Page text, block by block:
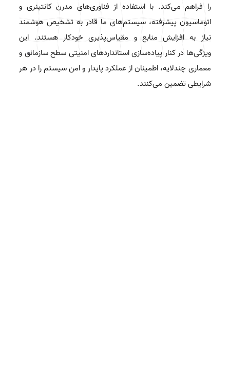
را فراهم می‌کند. با استفاده از فناوری‌های مدرن کانتینری و
اتوماسیون پیشرفته، سیستم‌های ما قادر به تشخیص هوشمند
نیاز به افزایش منابع و مقیاس‌پذیری خودکار هستند. این
ویژگی‌ها در کنار پیاده‌سازی استانداردهای امنیتی سطح سازمانی و
معماری چندلایه، اطمینان از عملکرد پایدار و امن سیستم را در هر
شرایطی تضمین می‌کنند.